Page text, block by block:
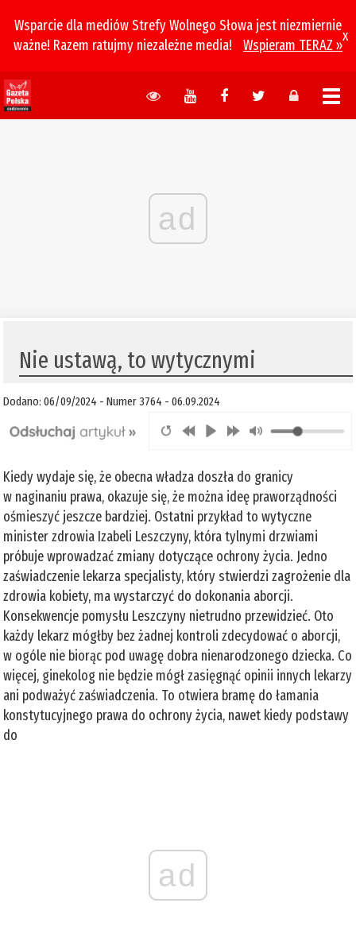
Wsparcie dla mediów Strefy Wolnego Słowa jest niezmiernie
ważne! Razem ratujmy niezależne media!
Wspieram TERAZ »
x
ad
Nie ustawą, to wytycznymi
Dodano: 06/09/2024 - Numer 3764 - 06.09.2024
Kiedy wydaje się, że obecna władza doszła do granicy
w naginaniu prawa, okazuje się, że można ideę praworządności
ośmieszyć jeszcze bardziej. Ostatni przykład to wytyczne
minister zdrowia Izabeli Leszczyny, która tylnymi drzwiami
próbuje wprowadzać zmiany dotyczące ochrony życia. Jedno
zaświadczenie lekarza specjalisty, który stwierdzi zagrożenie dla
zdrowia kobiety, ma wystarczyć do dokonania aborcji.
Konsekwencje pomysłu Leszczyny nietrudno przewidzieć. Oto
każdy lekarz mógłby bez żadnej kontroli zdecydować o aborcji,
w ogóle nie biorąc pod uwagę dobra nienarodzonego dziecka. Co
więcej, ginekolog nie będzie mógł zasięgnąć opinii innych lekarzy
ani podważyć zaświadczenia. To otwiera bramę do łamania
konstytucyjnego prawa do ochrony życia, nawet kiedy podstawy
do
ad